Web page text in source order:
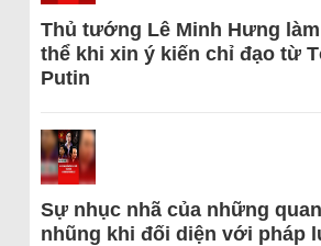
Thủ tướng Lê Minh Hưng
thể khi xin ý kiến chỉ đạo từ
Putin
Sự nhục nhã của những
nhũng khi đối diện với pháp